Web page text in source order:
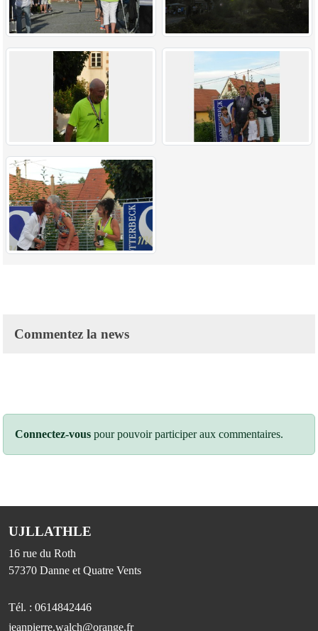
Commentez la news
Connectez-vous pour pouvoir participer aux commentaires.
UJLLATHLE
16 rue du Roth
57370 Danne et Quatre Vents
Tél. : 0614842446
jeanpierre.walch@orange.fr